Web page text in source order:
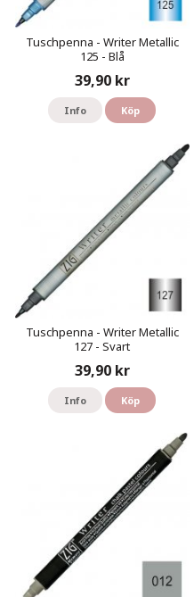
Tuschpenna - Writer Metallic
125 - Blå
39,90 kr
Info Köp
Tuschpenna - Writer Metallic
127 - Svart
39,90 kr
Info Köp